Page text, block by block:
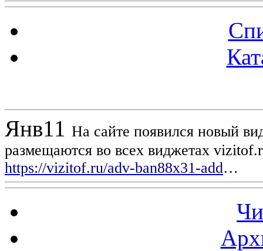
Янв11 На сайте появился новый
размещаются во всех виджетах
https://vizitof.ru/adv-ban88x31-add…